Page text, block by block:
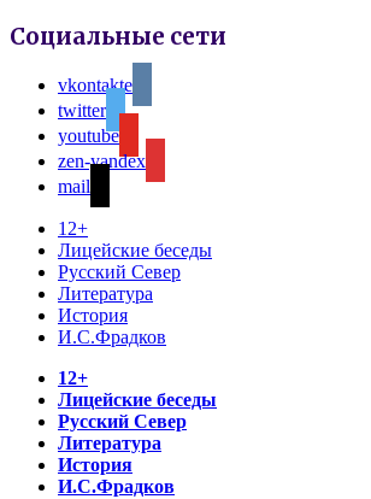
Социальные сети
vkontakte
twitter
youtube
zen-yandex
mail
12+
Лицейские беседы
Русский Север
Литература
История
И.С.Фрадков
12+
Лицейские беседы
Русский Север
Литература
История
И.С.Фрадков